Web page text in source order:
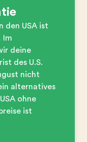
den USA ist
Im
deine
des U.S.
nicht
alternatives
ohne
ist